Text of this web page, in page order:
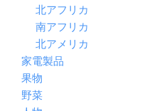
北アフリカ
南アフリカ
北アメリカ
家電製品
果物
野菜